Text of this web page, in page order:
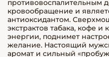
противовоспалительным
кровообращение и
антиоксидантом.
экстрактов табака, кофе
энергии, поднимет
желание. Настоящий
аромат и сильный